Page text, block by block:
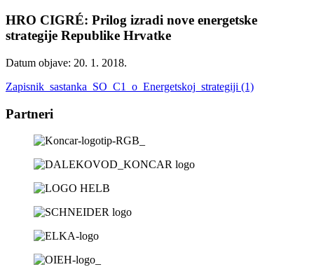
HRO CIGRÉ: Prilog izradi nove energetske
strategije Republike Hrvatke
Datum objave: 20. 1. 2018.
Zapisnik_sastanka_SO_C1_o_Energetskoj_strategiji (1)
Partneri